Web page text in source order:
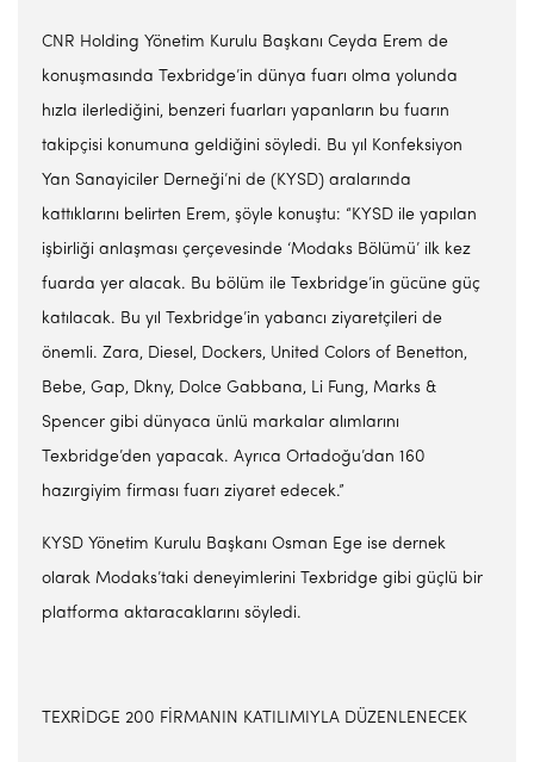
CNR Holding Yönetim Kurulu Başkanı Ceyda Erem de
konuşmasında Texbridge’in dünya fuarı olma yolunda
hızla ilerlediğini, benzeri fuarları yapanların bu fuarın
takipçisi konumuna geldiğini söyledi. Bu yıl Konfeksiyon
Yan Sanayiciler Derneği’ni de (KYSD) aralarında
kattıklarını belirten Erem, şöyle konuştu: “KYSD ile yapılan
işbirliği anlaşması çerçevesinde ‘Modaks Bölümü’ ilk kez
fuarda yer alacak. Bu bölüm ile Texbridge’in gücüne güç
katılacak. Bu yıl Texbridge’in yabancı ziyaretçileri de
önemli. Zara, Diesel, Dockers, United Colors of Benetton,
Bebe, Gap, Dkny, Dolce Gabbana, Li Fung, Marks &
Spencer gibi dünyaca ünlü markalar alımlarını
Texbridge’den yapacak. Ayrıca Ortadoğu’dan 160
hazırgiyim firması fuarı ziyaret edecek.”
KYSD Yönetim Kurulu Başkanı Osman Ege ise dernek
olarak Modaks’taki deneyimlerini Texbridge gibi güçlü bir
platforma aktaracaklarını söyledi.
TEXRİDGE 200 FİRMANIN KATILIMIYLA DÜZENLENECEK